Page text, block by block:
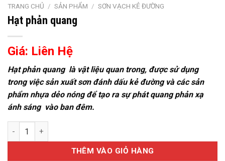
TRANG CHỦ / SẢN PHẨM / SƠN VẠCH KẺ ĐƯỜNG
Hạt phản quang
Giá: Liên Hệ
Hạt phản quang là vật liệu quan trong, được sử dụng
trong việc sản xuất sơn đánh dấu kẻ đường và các sản
phẩm nhựa dẻo nóng để tạo ra sự phát quang phản xạ
ánh sáng vào ban đêm.
Hạt phản quang số lượng
THÊM VÀO GIỎ HÀNG